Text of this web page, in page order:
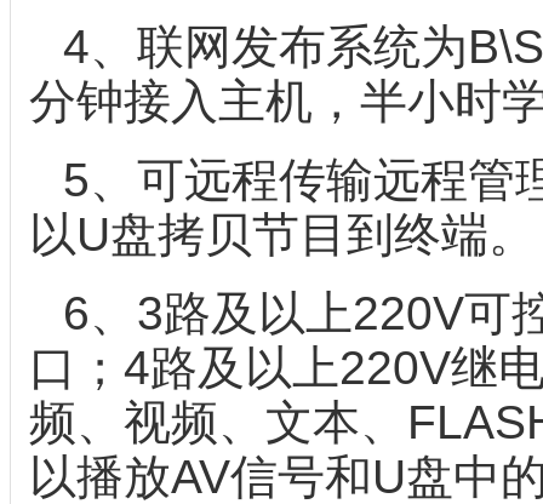
4、联网发布系统为
分钟接入主机，半小时
5、可远程传输远程管
以U盘拷贝节目到终端。
6、3路及以上220V可
口；4路及以上220V继
频、视频、文本、
以播放AV信号和U盘中